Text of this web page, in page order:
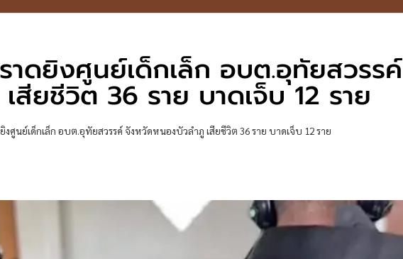
าดยิงศูนย์เด็กเล็ก อบต.อุทัยสวรรค์
ยชีวิต 36 ราย บาดเจ็บ 12 ราย
ศูนย์เด็กเล็ก อบต.อุทัยสวรรค์ จังหวัดหนองบัวลำภู เสียชีวิต 36 ราย บาดเจ็บ 12 ราย